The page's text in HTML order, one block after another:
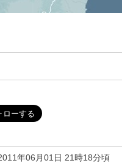
年06月01日 21時18分頃